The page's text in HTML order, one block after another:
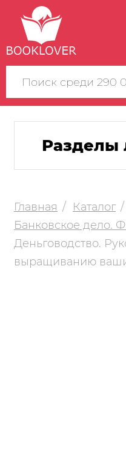
Поиск
по
сайту
Разделы
Главная Каталог
Банковское дело.
Деньговодство.
выращиванию